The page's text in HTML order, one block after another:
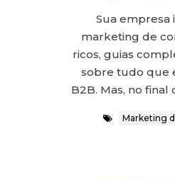
Sua empresa
marketing de
ricos, guias
sobre tudo que
B2B. Mas, no
Marketing